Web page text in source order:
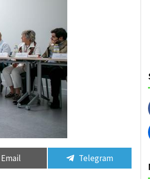
Compartir
en
Email
en
Telegram
Compartir
en en